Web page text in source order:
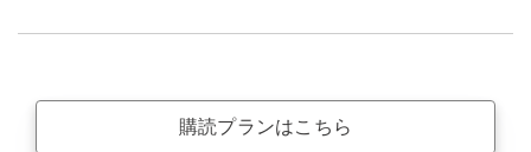
購読プランはこちら